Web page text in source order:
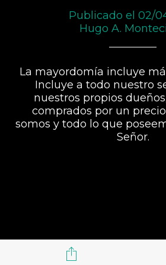
Publicado el 02/
Hugo A.
La mayordomía incluye
Incluye a todo nuestro
nuestros propios
comprados por un
somos y todo lo que
Señor.